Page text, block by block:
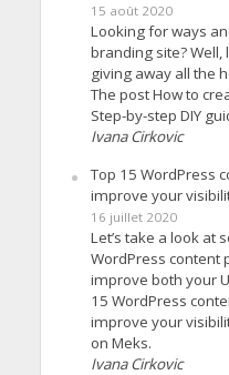
15 août 2020
Looking for ways
branding site? Well,
giving away all the
The post How to
Step-by-step DIY
Ivana Cirkovic
Top 15 WordPress
improve your
16 juillet 2020
Let’s take a look at
WordPress content
improve both your
15 WordPress
improve your
on Meks.
Ivana Cirkovic